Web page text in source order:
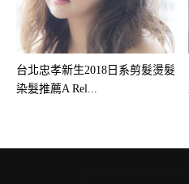
台北忠孝新生2018日系剪髮燙髮
染髮推薦A Rel...